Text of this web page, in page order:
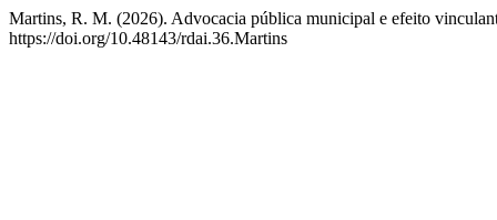
Martins, R. M. (2026). Advocacia pública municipal e efeito
https://doi.org/10.48143/rdai.36.Martins